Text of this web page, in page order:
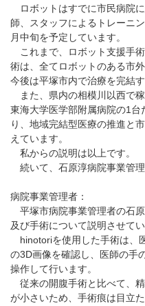
ロボットはすでに市民病院
師、スタッフによるトレーニ
月中旬を予定しています。
これまで、ロボット支援手
術は、全てロボットのある市
今後は平塚市内で治療を完結
また、県内の相模川以西で稼
東海大学医学部附属病院の1台
り、地域完結型医療の推進と
えています。
私からの説明は以上です。
続いて、石原淳病院事業管理
病院事業管理者：
平塚市病院事業管理者の石
及び手術について説明させてい
hinotoriを使用した手術は、
の3D画像を確認し、医師の手
操作して行います。
従来の開腹手術と比べて、
が小さいため、手術痕は目立